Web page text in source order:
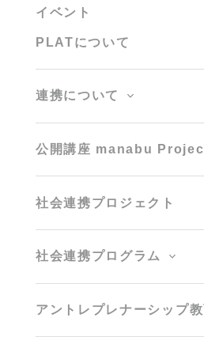
イベント
PLATについて
連携について
公開講座 manabu
社会連携プロジェクト
社会連携プログラム
アントレプレナーシップ